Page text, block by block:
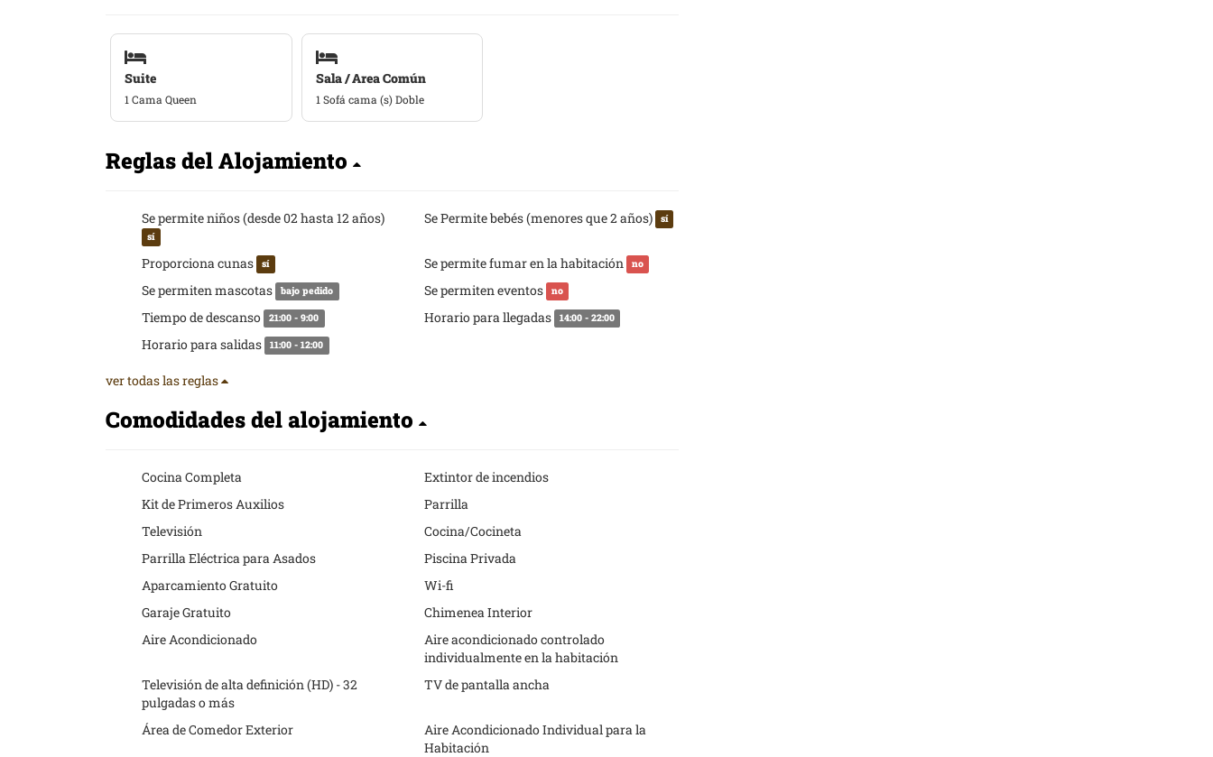
Suite
1 Cama Queen
Sala / Area Común
1 Sofá cama (s) Doble
Reglas del Alojamiento
Se permite niños (desde 02 hasta 12 años)
sí
Se Permite bebés (menores que 2 años) sí
Proporciona cunas sí Se permite fumar en la habitación no
Se permiten mascotas bajo pedido Se permiten eventos no
Tiempo de descanso 21:00 - 9:00 Horario para llegadas 14:00 - 22:00
Horario para salidas 11:00 - 12:00
ver todas las reglas
Comodidades del alojamiento
Cocina Completa
Extintor de incendios
Kit de Primeros Auxilios
Parrilla
Televisión
Cocina/Cocineta
Parrilla Eléctrica para Asados
Piscina Privada
Aparcamiento Gratuito
Wi-fi
Garaje Gratuito
Chimenea Interior
Aire Acondicionado
Aire acondicionado controlado
individualmente en la habitación
Televisión de alta definición (HD) - 32
pulgadas o más
TV de pantalla ancha
Área de Comedor Exterior
Aire Acondicionado Individual para la
Habitación